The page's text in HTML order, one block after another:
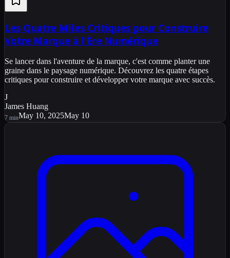
Les Quatre Miles Critiques pour Construire
Votre Marque à l'Ère Numérique
Se lancer dans l'aventure de la marque, c'est comme planter une
graine dans le paysage numérique. Découvrez les quatre étapes
critiques pour construire et développer votre marque avec succès.
J
James Huang
7 minMay 10, 2025May 10